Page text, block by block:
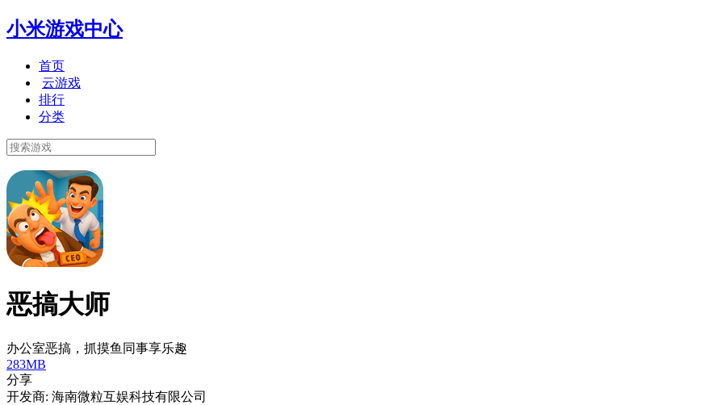
小米游戏中心
首页
云游戏
排行
分类
恶搞大师
办公室恶搞，抓摸鱼同事享乐趣
283MB
分享
开发商: 海南微粒互娱科技有限公司